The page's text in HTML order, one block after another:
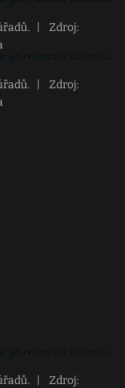
Zdroj:
Zdroj:
Zdroj: